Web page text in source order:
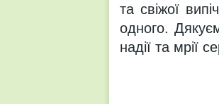
та свіжої
одного.
надії та мрії